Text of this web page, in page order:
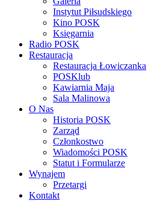
Instytut Piłsudskiego
Kino POSK
Księgarnia
Radio POSK
Restauracja
Restauracja Łowiczanka
POSKlub
Kawiarnia Maja
Sala Malinowa
O Nas
Historia POSK
Zarząd
Członkostwo
Wiadomości POSK
Statut i Formularze
Wynajem
Przetargi
Kontakt